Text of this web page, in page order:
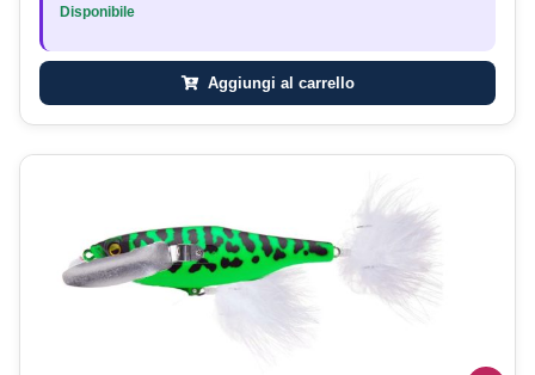
Disponibile
Aggiungi al carrello